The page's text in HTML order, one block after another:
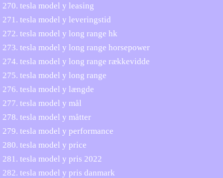
tesla model y leasing
tesla model y leveringstid
tesla model y long range hk
tesla model y long range horsepower
tesla model y long range rækkevidde
tesla model y long range
tesla model y længde
tesla model y mål
tesla model y måtter
tesla model y performance
tesla model y price
tesla model y pris 2022
tesla model y pris danmark